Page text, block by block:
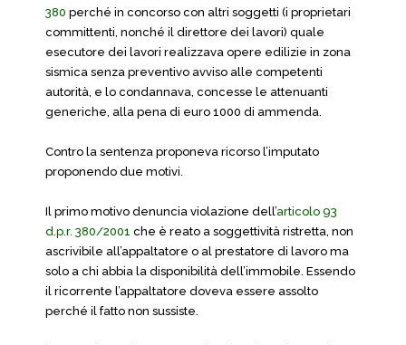
380 perché in concorso con altri soggetti (i proprietari
committenti, nonché il direttore dei lavori) quale
esecutore dei lavori realizzava opere edilizie in zona
sismica senza preventivo avviso alle competenti
autorità, e lo condannava, concesse le attenuanti
generiche, alla pena di euro 1000 di ammenda.
Contro la sentenza proponeva ricorso l’imputato
proponendo due motivi.
Il primo motivo denuncia violazione dell’articolo 93
d.p.r. 380/2001 che è reato a soggettività ristretta, non
ascrivibile all’appaltatore o al prestatore di lavoro ma
solo a chi abbia la disponibilità dell’immobile. Essendo
il ricorrente l’appaltatore doveva essere assolto
perché il fatto non sussiste.